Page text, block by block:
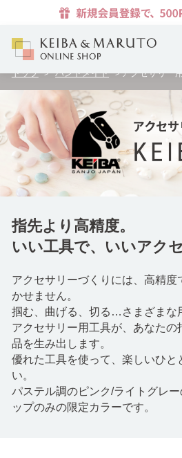
トップ > ハンドメイド >アクセサリー
指先より高精度。
いい工具で、いいアク
アクセサリーづくりには、高精度
かせません。
掴む、曲げる、切る…さまざまな
アクセサリー用工具が、あなたの
品を生み出します。
優れた工具を使って、楽しいひと
い。
パステル調のピンク/ライトグレ
ップのみの限定カラーです。